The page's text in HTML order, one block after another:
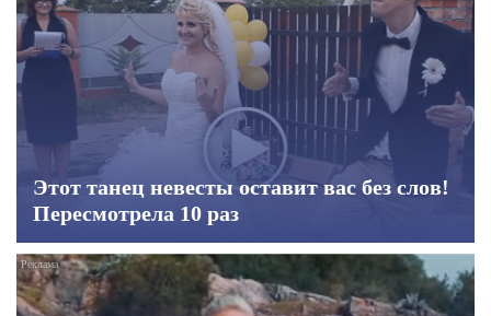
Этот танец невесты оставит вас без слов!
Пересмотрела 10 раз